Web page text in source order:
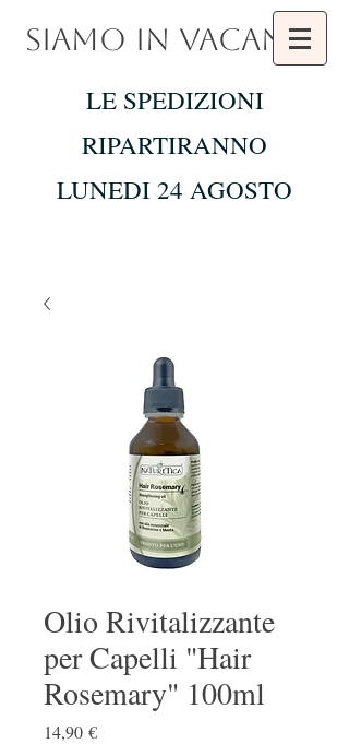
SIAMO IN VACANZA
LE SPEDIZIONI
RIPARTIRANNO
LUNEDI 24 AGOSTO
Olio Rivitalizzante
per Capelli "Hair
Rosemary" 100ml
14,90 €Prezzo